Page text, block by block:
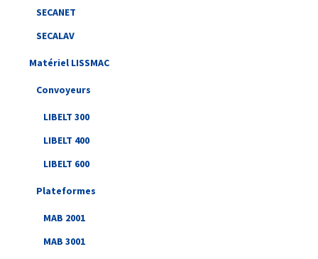
SECANET
SECALAV
Matériel LISSMAC
Convoyeurs
LIBELT 300
LIBELT 400
LIBELT 600
Plateformes
MAB 2001
MAB 3001